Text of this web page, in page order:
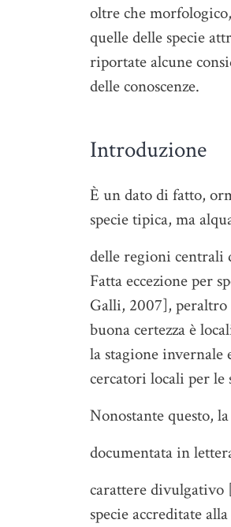
oltre che
quelle delle specie
riportate alcune
delle conoscenze.
Introduzione
È un dato di fatto,
specie tipica, ma
delle regioni centrali
Fatta eccezione per
Galli, 2007], peraltro
buona certezza è
la stagione
cercatori locali per le
Nonostante questo,
documentata in
carattere divulgativo
specie accreditate